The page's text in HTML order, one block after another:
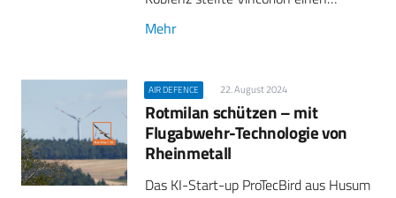
Mehr
AIR DEFENCE 22. August 2024
Rotmilan schützen – mit
Flugabwehr-Technologie von
Rheinmetall
Das KI-Start-up ProTecBird aus Husum